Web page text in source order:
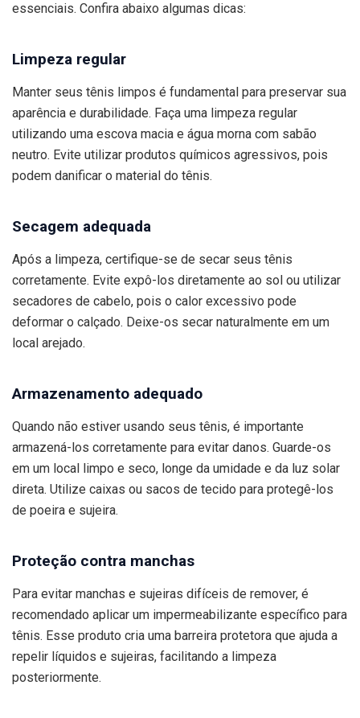
essenciais. Confira abaixo algumas dicas:
Limpeza regular
Manter seus tênis limpos é fundamental para preservar sua
aparência e durabilidade. Faça uma limpeza regular
utilizando uma escova macia e água morna com sabão
neutro. Evite utilizar produtos químicos agressivos, pois
podem danificar o material do tênis.
Secagem adequada
Após a limpeza, certifique-se de secar seus tênis
corretamente. Evite expô-los diretamente ao sol ou utilizar
secadores de cabelo, pois o calor excessivo pode
deformar o calçado. Deixe-os secar naturalmente em um
local arejado.
Armazenamento adequado
Quando não estiver usando seus tênis, é importante
armazená-los corretamente para evitar danos. Guarde-os
em um local limpo e seco, longe da umidade e da luz solar
direta. Utilize caixas ou sacos de tecido para protegê-los
de poeira e sujeira.
Proteção contra manchas
Para evitar manchas e sujeiras difíceis de remover, é
recomendado aplicar um impermeabilizante específico para
tênis. Esse produto cria uma barreira protetora que ajuda a
repelir líquidos e sujeiras, facilitando a limpeza
posteriormente.